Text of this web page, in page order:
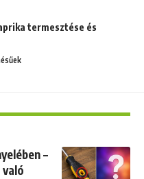
termesztése és
–